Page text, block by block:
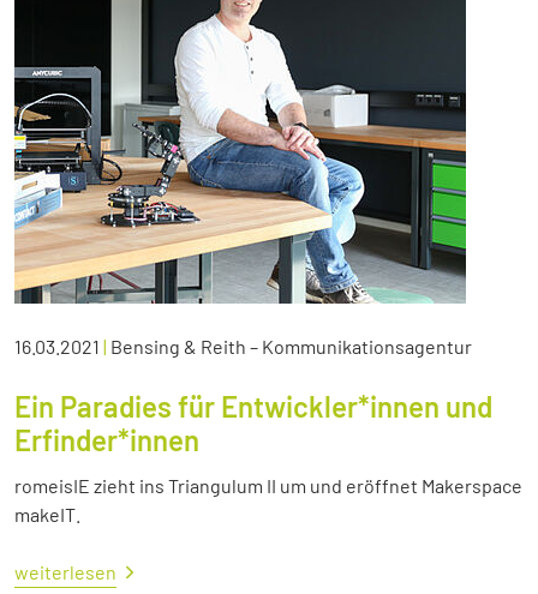
16.03.2021 | Bensing & Reith – Kommunikationsagentur
Ein Paradies für Entwickler*innen und
Erfinder*innen
romeisIE zieht ins Triangulum II um und eröffnet Makerspace
makeIT.
weiterlesen